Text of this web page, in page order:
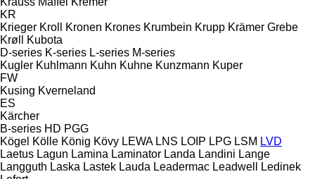
KR
Krieger Kroll Kronen Krones Krumbein Krupp Krämer Grebe
Krøll
Kubota
D-series K-series L-series M-series
Kugler Kuhlmann Kuhn Kuhne Kunzmann Kuper
FW
Kusing Kverneland
ES
Kärcher
B-series HD PGG
Kögel Kölle König Kövy LEWA LNS LOIP LPG LSM LVD
Laetus Lagun Lamina Laminator Landa Landini Lange
Langguth Laska Lastek Lauda Leadermac Leadwell
Ledinek